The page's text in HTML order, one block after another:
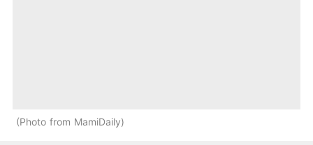
Photo from MamiDaily